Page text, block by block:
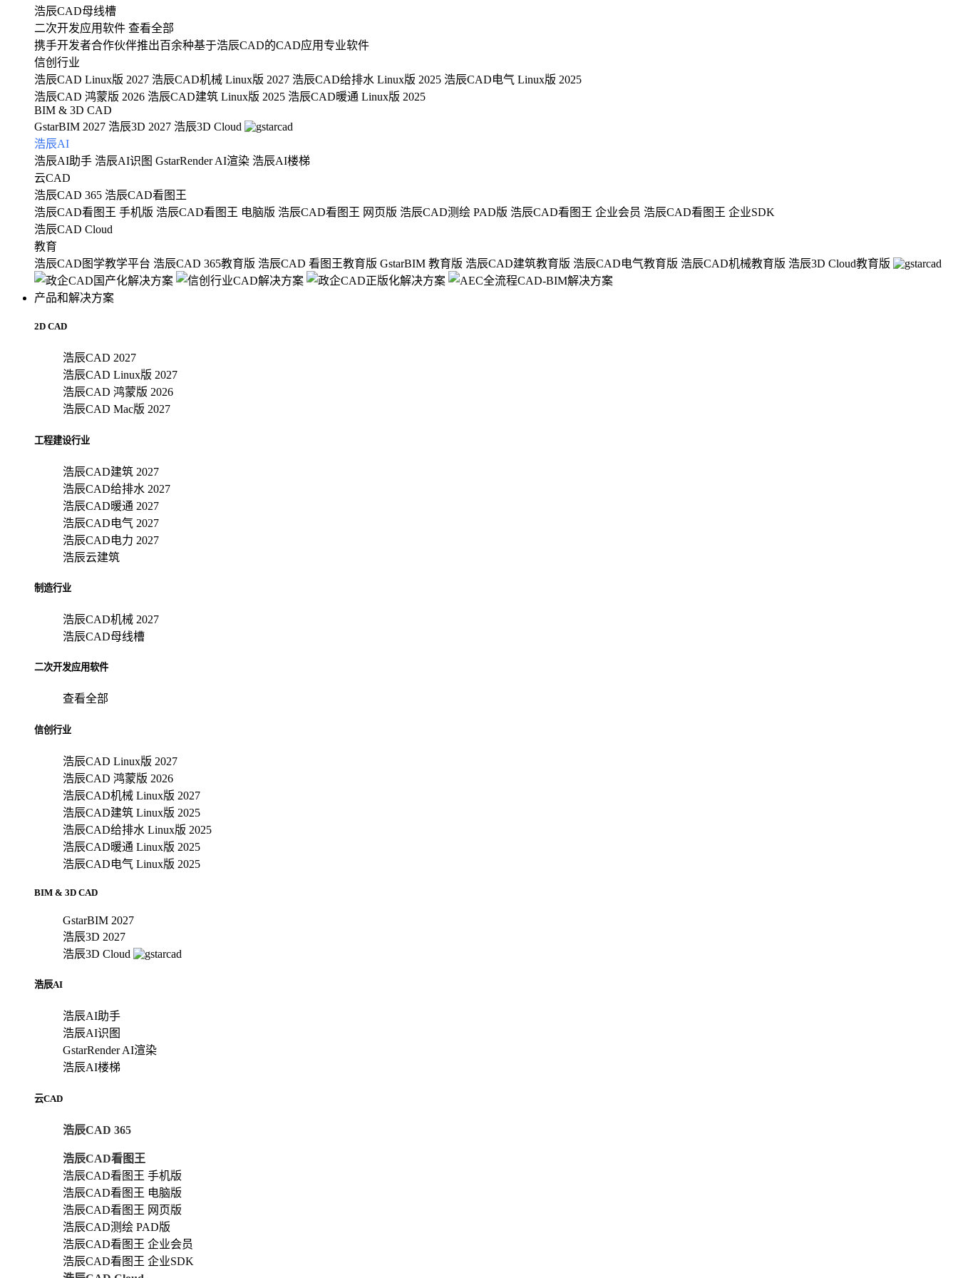
浩辰CAD母线槽
二次开发应用软件 查看全部
携手开发者合作伙伴推出百余种基于浩辰CAD的CAD应用专业软件
信创行业
浩辰CAD Linux版 2027 浩辰CAD机械 Linux版 2027 浩辰CAD给排水 Linux版 2025 浩辰CAD电气 Linux版 2025
浩辰CAD 鸿蒙版 2026 浩辰CAD建筑 Linux版 2025 浩辰CAD暖通 Linux版 2025
BIM & 3D CAD
GstarBIM 2027 浩辰3D 2027 浩辰3D Cloud
浩辰AI
浩辰AI助手 浩辰AI识图 GstarRender AI渲染 浩辰AI楼梯
云CAD
浩辰CAD 365 浩辰CAD看图王
浩辰CAD看图王 手机版 浩辰CAD看图王 电脑版 浩辰CAD看图王 网页版 浩辰CAD测绘 PAD版 浩辰CAD看图王 企业会员 浩辰CAD看图王 企业SDK
浩辰CAD Cloud
教育
浩辰CAD图学教学平台 浩辰CAD 365教育版 浩辰CAD 看图王教育版 GstarBIM 教育版 浩辰CAD建筑教育版 浩辰CAD电气教育版 浩辰CAD机械教育版 浩辰3D Cloud教育版
产品和解决方案
2D CAD
浩辰CAD 2027
浩辰CAD Linux版 2027
浩辰CAD 鸿蒙版 2026
浩辰CAD Mac版 2027
工程建设行业
浩辰CAD建筑 2027
浩辰CAD给排水 2027
浩辰CAD暖通 2027
浩辰CAD电气 2027
浩辰CAD电力 2027
浩辰云建筑
制造行业
浩辰CAD机械 2027
浩辰CAD母线槽
二次开发应用软件
查看全部
信创行业
浩辰CAD Linux版 2027
浩辰CAD 鸿蒙版 2026
浩辰CAD机械 Linux版 2027
浩辰CAD建筑 Linux版 2025
浩辰CAD给排水 Linux版 2025
浩辰CAD暖通 Linux版 2025
浩辰CAD电气 Linux版 2025
BIM & 3D CAD
GstarBIM 2027
浩辰3D 2027
浩辰3D Cloud
浩辰AI
浩辰AI助手
浩辰AI识图
GstarRender AI渲染
浩辰AI楼梯
云CAD
浩辰CAD 365
浩辰CAD看图王
浩辰CAD看图王 手机版
浩辰CAD看图王 电脑版
浩辰CAD看图王 网页版
浩辰CAD测绘 PAD版
浩辰CAD看图王 企业会员
浩辰CAD看图王 企业SDK